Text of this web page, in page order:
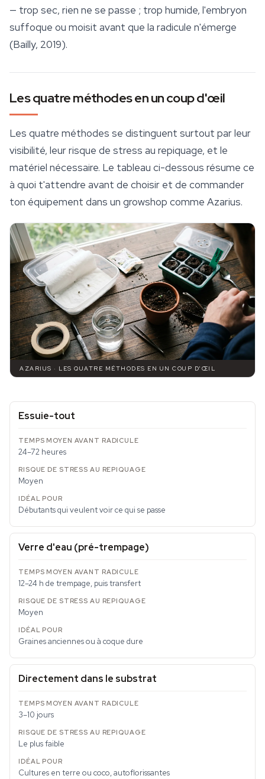
— trop sec, rien ne se passe ; trop humide, l'embryon
suffoque ou moisit avant que la radicule n'émerge
(Bailly, 2019).
Les quatre méthodes en un coup d'œil
Les quatre méthodes se distinguent surtout par leur
visibilité, leur risque de stress au repiquage, et le
matériel nécessaire. Le tableau ci-dessous résume ce
à quoi t'attendre avant de choisir et de commander
ton équipement dans un growshop comme Azarius.
AZARIUS · LES QUATRE MÉTHODES EN UN COUP D'ŒIL
Essuie-tout
24–72 heures
Moyen
Débutants qui veulent voir ce qui se passe
Verre d'eau (pré-trempage)
12–24 h de trempage, puis transfert
Moyen
Graines anciennes ou à coque dure
Directement dans le substrat
3–10 jours
Le plus faible
Cultures en terre ou coco, autoflorissantes